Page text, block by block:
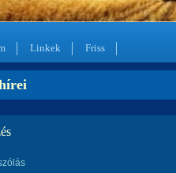
Linkek Friss